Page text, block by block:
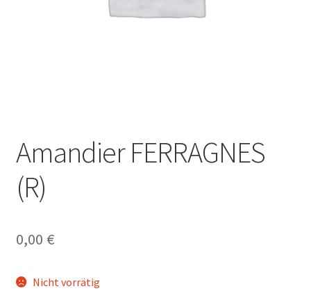
Amandier FERRAGNES
(R)
0,00 €
Nicht vorrätig